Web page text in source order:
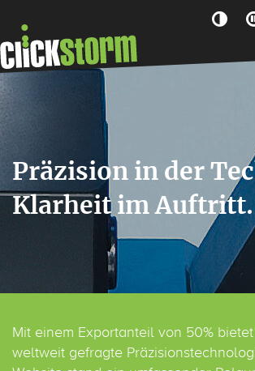
Zum
Präzision in der
Klarheit im Auftritt.
Mit einem Exportanteil von 50%
weltweit gefragte